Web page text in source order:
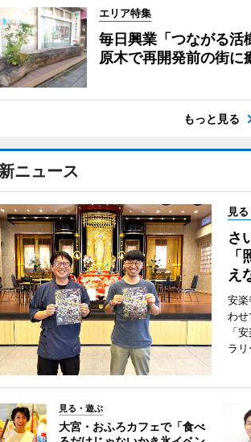
エリア特集
毎日興業「つながる
原木で再開発前の街に
もっと見る
ニュース
見
さ
え
安楽
わせ
「
ラリ
見る・遊ぶ
大宮・おふろカフェで「食べ